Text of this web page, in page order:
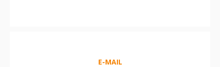
E-MAIL